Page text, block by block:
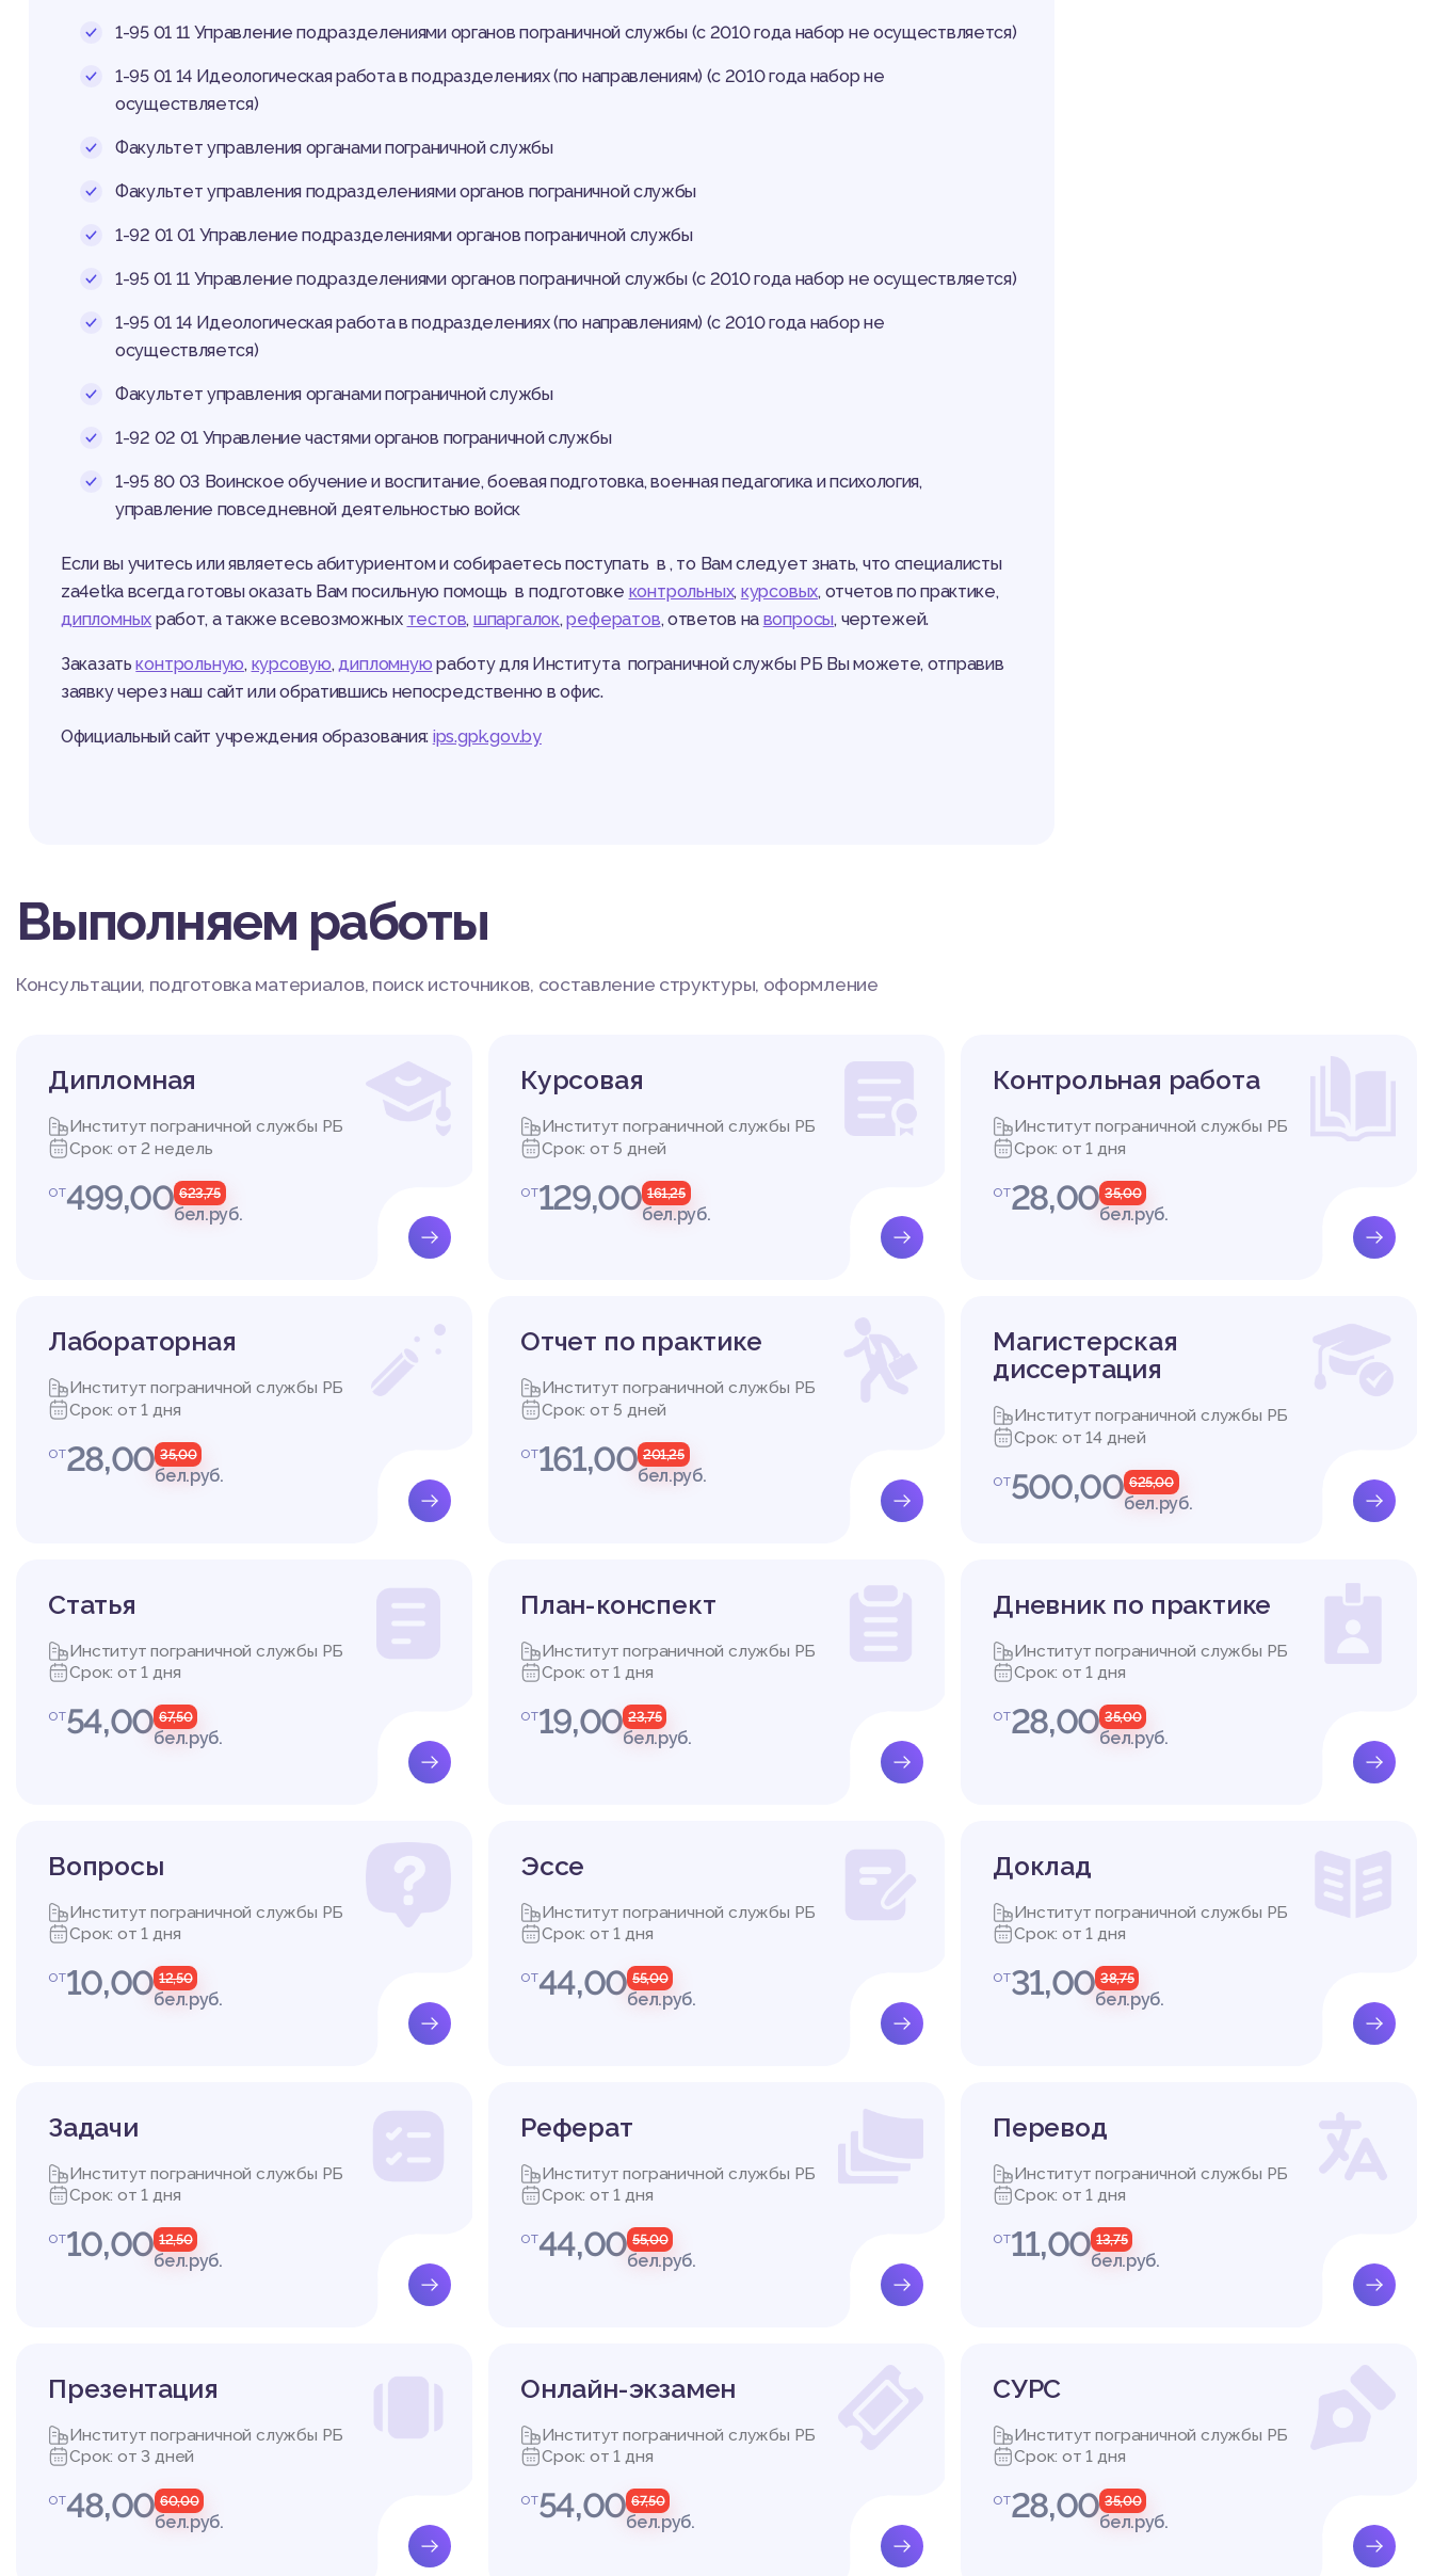
1-95 01 11 Управление подразделениями органов пограничной службы (с 2010 года набор не осуществляется)
1-95 01 14 Идеологическая работа в подразделениях (по направлениям) (с 2010 года набор не
осуществляется)
Факультет управления органами пограничной службы
Факультет управления подразделениями органов пограничной службы
1-92 01 01 Управление подразделениями органов пограничной службы
1-95 01 11 Управление подразделениями органов пограничной службы (с 2010 года набор не осуществляется)
1-95 01 14 Идеологическая работа в подразделениях (по направлениям) (с 2010 года набор не
осуществляется)
Факультет управления органами пограничной службы
1-92 02 01 Управление частями органов пограничной службы
1-95 80 03 Воинское обучение и воспитание, боевая подготовка, военная педагогика и психология,
управление повседневной деятельностью войск
Если вы учитесь или являетесь абитуриентом и собираетесь поступать в , то Вам следует знать, что специалисты
za4etka всегда готовы оказать Вам посильную помощь в подготовке контрольных, курсовых, отчетов по практике,
дипломных работ, а также всевозможных тестов, шпаргалок,рефератов, ответов на вопросы, чертежей.
Заказатьконтрольную, курсовую, дипломную работу для Института пограничной службы РБ Вы можете, отправив
заявку через наш сайт или обратившись непосредственно в офис.
Официальный сайт учреждения образования: ips.gpk.gov.by
Выполняем работы
Консультации, подготовка материалов, поиск источников, составление структуры, оформление
Дипломная
Институт пограничной службы РБ
Срок: от 2 недель
от499,00 623,75
бел.руб.
Курсовая
Институт пограничной службы РБ
Срок: от 5 дней
от129,00 161,25
бел.руб.
Контрольная работа
Институт пограничной службы РБ
Срок: от 1 дня
от28,00 35,00
бел.руб.
Лабораторная
Институт пограничной службы РБ
Срок: от 1 дня
от28,00 35,00
бел.руб.
Отчет по практике
Институт пограничной службы РБ
Срок: от 5 дней
от161,00 201,25
бел.руб.
Магистерская
диссертация
Институт пограничной службы РБ
Срок: от 14 дней
от500,00 625,00
бел.руб.
Cтатья
Институт пограничной службы РБ
Срок: от 1 дня
от54,00 67,50
бел.руб.
План-конспект
Институт пограничной службы РБ
Срок: от 1 дня
от19,00 23,75
бел.руб.
Дневник по практике
Институт пограничной службы РБ
Срок: от 1 дня
от28,00 35,00
бел.руб.
Вопросы
Институт пограничной службы РБ
Срок: от 1 дня
от10,00 12,50
бел.руб.
Эссе
Институт пограничной службы РБ
Срок: от 1 дня
от44,00 55,00
бел.руб.
Доклад
Институт пограничной службы РБ
Срок: от 1 дня
от31,00 38,75
бел.руб.
Задачи
Институт пограничной службы РБ
Срок: от 1 дня
от10,00 12,50
бел.руб.
Реферат
Институт пограничной службы РБ
Срок: от 1 дня
от44,00 55,00
бел.руб.
Перевод
Институт пограничной службы РБ
Срок: от 1 дня
от11,00 13,75
бел.руб.
Презентация
Институт пограничной службы РБ
Срок: от 3 дней
от48,00 60,00
бел.руб.
Онлайн-экзамен
Институт пограничной службы РБ
Срок: от 1 дня
от54,00 67,50
бел.руб.
СУРС
Институт пограничной службы РБ
Срок: от 1 дня
от28,00 35,00
бел.руб.